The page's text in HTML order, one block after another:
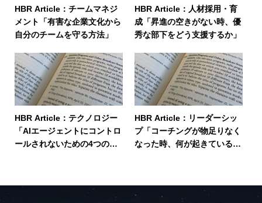
HBR Article：チームマネジ
メント「有害な企業文化から
自分のチームを守る方法」
HBR Article：人材採用・育
成「昇進の空きがない時、優
秀な部下をどう支援するか」
HBR Article：テクノロジー
「AIエージェントにコントロ
ールされないための4つの視
HBR Article：リーダーシッ
プ「コーチングが物足りなく
なった時、何が起きているの